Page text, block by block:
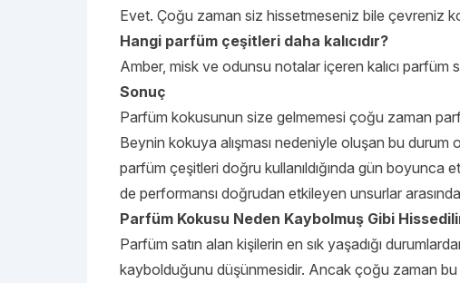
Evet. Çoğu zaman siz hissetmeseniz bile çevreniz
Hangi parfüm çeşitleri daha kalıcıdır?
Amber, misk ve odunsu notalar içeren kalıcı parfüm
Sonuç
Parfüm kokusunun size gelmemesi çoğu zaman
Beynin kokuya alışması nedeniyle oluşan bu durum
parfüm çeşitleri doğru kullanıldığında gün boyunca
de performansı doğrudan etkileyen unsurlar
Parfüm Kokusu Neden Kaybolmuş Gibi
Parfüm satın alan kişilerin en sık yaşadığı
kaybolduğunu düşünmesidir. Ancak çoğu zaman